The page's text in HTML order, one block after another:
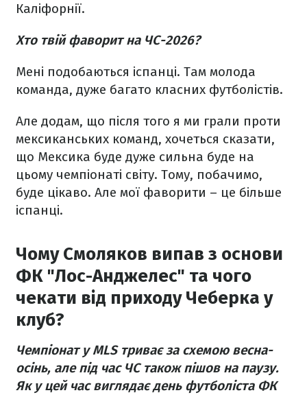
Каліфорнії.
Хто твій фаворит на ЧС-2026?
Мені подобаються іспанці. Там молода
команда, дуже багато класних футболістів.
Але додам, що після того я ми грали проти
мексиканських команд, хочеться сказати,
що Мексика буде дуже сильна буде на
цьому чемпіонаті світу. Тому, побачимо,
буде цікаво. Але мої фаворити – це більше
іспанці.
Чому Смоляков випав з основи
ФК "Лос-Анджелес" та чого
чекати від приходу Чеберка у
клуб?
Чемпіонат у MLS триває за схемою весна-
осінь, але під час ЧС також пішов на паузу.
Як у цей час виглядає день футболіста ФК